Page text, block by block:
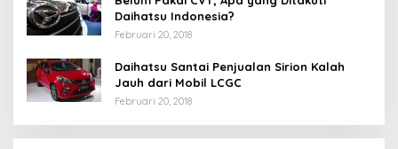
Daihatsu Indonesia?
Februari 20, 2018
Daihatsu Santai Penjualan Sirion Kalah
Jauh dari Mobil LCGC
Februari 20, 2018